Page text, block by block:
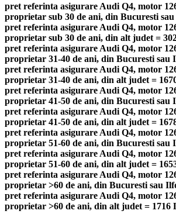
pret referinta asigurare Audi Q4, motor
proprietar sub 30 de ani, din Bucuresti
pret referinta asigurare Audi Q4, motor
proprietar sub 30 de ani, din alt judet =
pret referinta asigurare Audi Q4, motor
proprietar 31-40 de ani, din Bucuresti sau
pret referinta asigurare Audi Q4, motor
proprietar 31-40 de ani, din alt judet =
pret referinta asigurare Audi Q4, motor
proprietar 41-50 de ani, din Bucuresti sau
pret referinta asigurare Audi Q4, motor
proprietar 41-50 de ani, din alt judet =
pret referinta asigurare Audi Q4, motor
proprietar 51-60 de ani, din Bucuresti sau
pret referinta asigurare Audi Q4, motor
proprietar 51-60 de ani, din alt judet =
pret referinta asigurare Audi Q4, motor
proprietar >60 de ani, din Bucuresti sau
pret referinta asigurare Audi Q4, motor
proprietar >60 de ani, din alt judet = 1716